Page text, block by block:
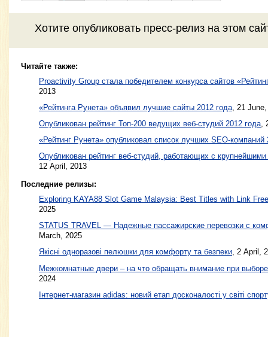
Хотите опубликовать пресс-релизна этом
Читайте также:
Proactivity Group стала победителем конкурса сайтов
2013
«Рейтинга Рунета» объявил лучшие сайты 2012 года 21
Опубликован рейтинг Топ-200 ведущих веб-студий 2012 года
«Рейтинг Рунета» опубликовал список лучших SEO-компаний
Опубликован рейтинг веб-студий, работающих с
12 April, 2013
Последние релизы:
Exploring KAYA88 Slot Game Malaysia: Best Titles with Link
2025
STATUS TRAVEL — Надежные пассажирские перевозки с
March, 2025
Якісні одноразові пелюшки для комфорту та безпеки, 2 April,
Межкомнатные двери – на что обращать внимание при
2024
Інтернет-магазин adidas: новий етап досконалості у світі